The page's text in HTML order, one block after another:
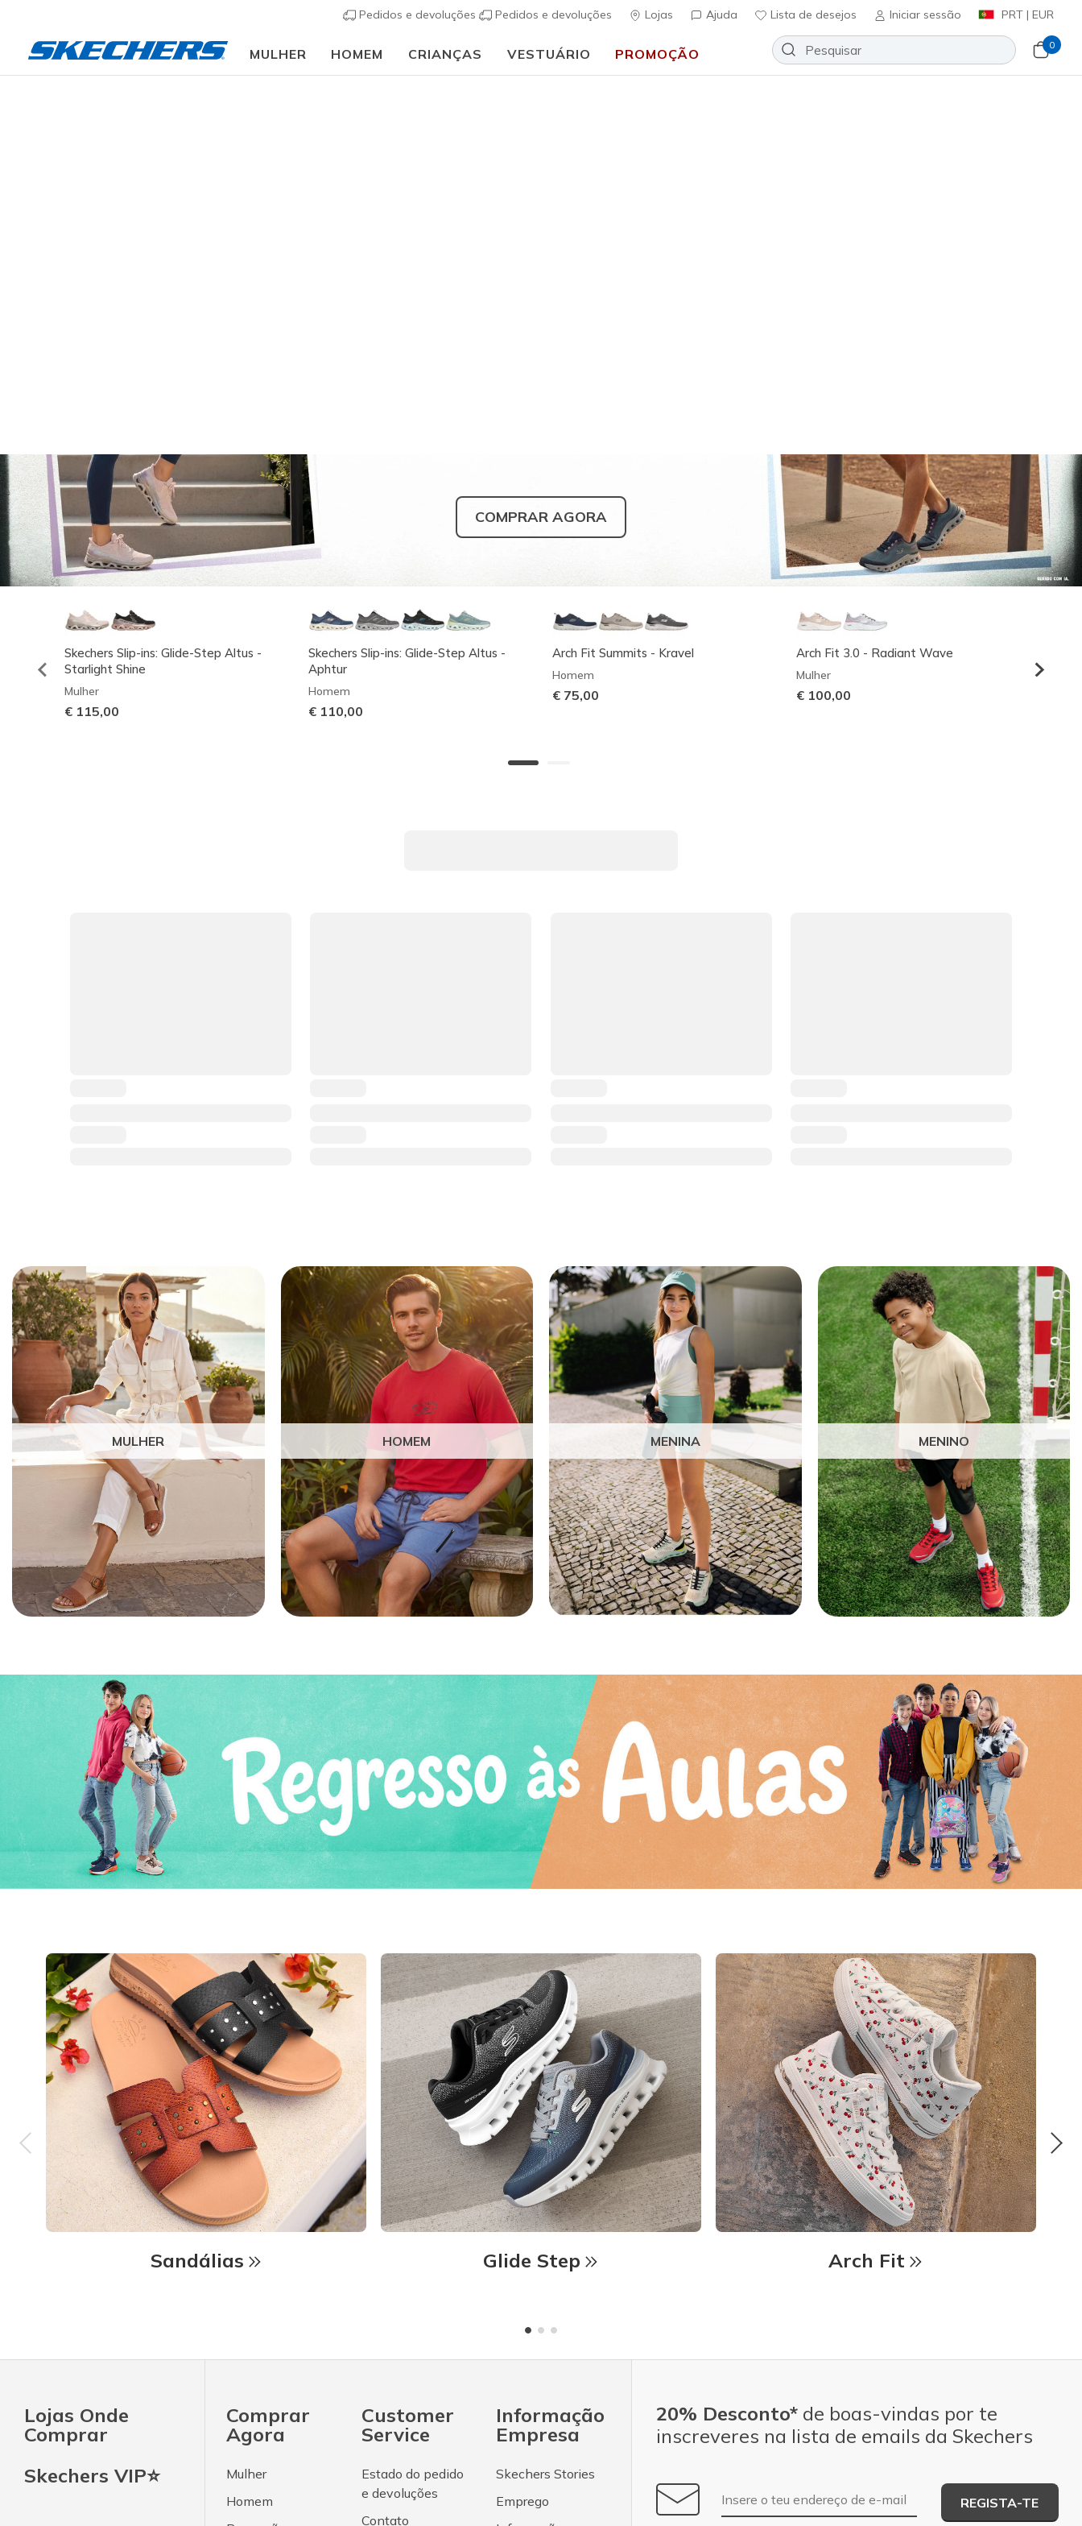
Pedidos e devoluções Pedidos e devoluções Lojas Ajuda Lista de desejos Iniciar sessão PRT | EUR
MULHER HOMEM CRIANÇAS VESTUÁRIO PROMOÇÃO
0
COMPRAR AGORA
Skechers Slip-ins: Glide-Step Altus -
Starlight Shine
Mulher
€ 115,00
Skechers Slip-ins: Glide-Step Altus -
Aphtur
Homem
€ 110,00
Arch Fit Summits - Kravel
Homem
€ 75,00
Arch Fit 3.0 - Radiant Wave
Mulher
€ 100,00
Homem
MULHER HOMEM MENINA MENINO
Sandálias Glide Step Arch Fit
Lojas Onde
Comprar
Skechers VIP⭐
Comprar
Agora
Mulher
Homem
Customer
Service
Estado do pedido
e devoluções
Contato
Informação
Empresa
Skechers Stories
Emprego
20% Desconto* de boas-vindas por te
inscreveres na lista de emails da Skechers
Endereço de e-mail
REGISTA-TE